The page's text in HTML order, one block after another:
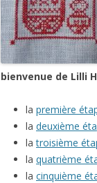
bienvenue de Lilli
la première
la deuxième
latroisième
la quatrième
la cinquième